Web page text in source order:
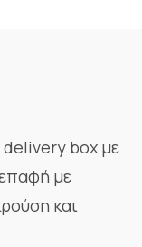
delivery box με
με
και